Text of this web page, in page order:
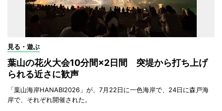
見る・遊ぶ
葉山の花火大会10分間×2日間 突堤から打ち上げ
られる近さに歓声
「葉山海岸HANABI2026」が、7月22日に一色海岸で、24日に森戸海
岸で、それぞれ開催された。